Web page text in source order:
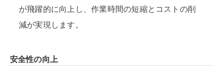
が飛躍的に向上し、作業時間の短縮とコストの削
減が実現します。
安全性の向上